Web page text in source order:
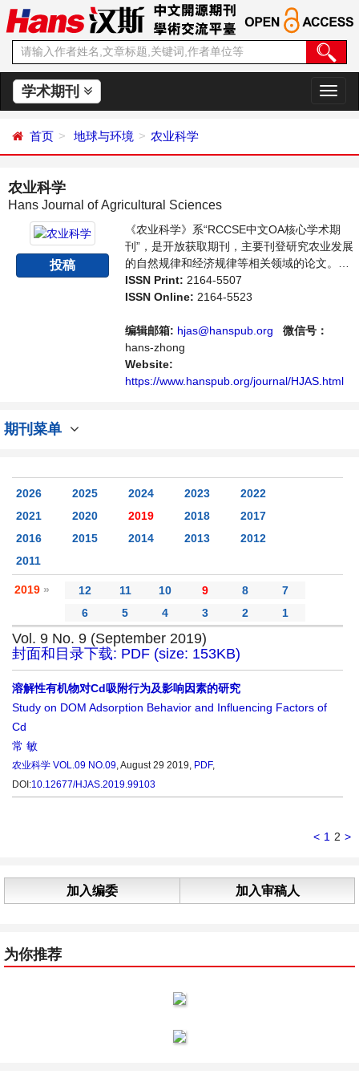
学术期刊
切
换
首页 地球与环境 农业科学
农业科学
Hans Journal of Agricultural Sciences
投稿
《农业科学》系“RCCSE中文OA核心学术期
刊”，是开放获取期刊，主要刊登研究农业发展
的自然规律和经济规律等相关领域的论文。本
刊集学术性、思想性为一体，支持思想创新、
学术创新，倡导科学并致力于学术繁荣，旨在
提供一个传播、分享和讨论农业科学问题与发
展的交流平台。
ISSN Print: 2164-5507
ISSN Online: 2164-5523
编辑邮箱: hjas@hanspub.org
微信号：
hans-zhong
Website:
https://www.hanspub.org/journal/HJAS.html
期刊菜单
2026 2025 2024 2023
2022
2021
2020 2019 2018
2017
2016
2015 2014 2013
2012
2011
2019 » 12 11 10 9 8
7
6
5 4 3 2 1
Vol. 9 No. 9 (September 2019)
封面和目录下载: PDF (size: 153KB)
溶解性有机物对Cd吸附行为及影响因素的研究
Study on DOM Adsorption Behavior and Influencing Factors of
Cd
常 敏
农业科学 VOL.09 NO.09, August 29 2019, PDF,
DOI:10.12677/HJAS.2019.99103
< 1 2 >
加入编委 加入审稿人
为你推荐